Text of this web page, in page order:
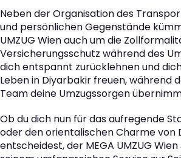
Neben der Organisation des
und persönlichen Gegenstände
UMZUG Wien auch um die
Versicherungsschutz während des
dich entspannt zurücklehnen und
Leben in Diyarbakir freuen, während
Team deine Umzugssorgen
Ob du dich nun für das aufregende
oder den orientalischen Charme von
entscheidest, der MEGA UMZUG